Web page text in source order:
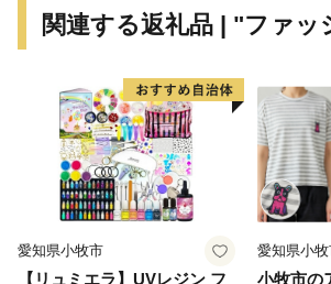
【お問い合わせへの返信について】
のメールアドレスにお問い合わせいた
常、翌開庁日に返信することとしてい
もし返信がない場合はアドレス誤りや
の理由でメールが届いていない可能性
お手数をおかけしますが、再度メール
ます。
関連する返礼品 | "ファッ
愛知県小牧市
【リュミエラ】UVレジン フ
愛知県小
小牧市の